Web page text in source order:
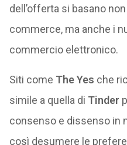
dell’offerta si basano
commerce, ma anche i
commercio elettronico.
Siti come The Yes che
simile a quella di Tinder
consenso e dissenso in
così desumere le